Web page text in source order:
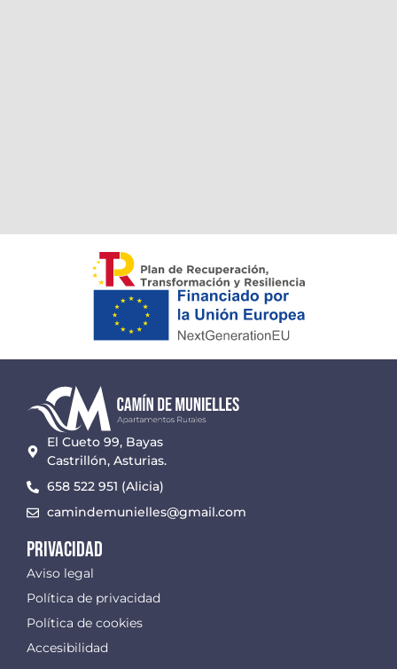
El Cueto 99, Bayas
Castrillón, Asturias.
658 522 951 (Alicia)
camindemunielles@gmail.com
Privacidad
Aviso legal
Política de privacidad
Política de cookies
Accesibilidad